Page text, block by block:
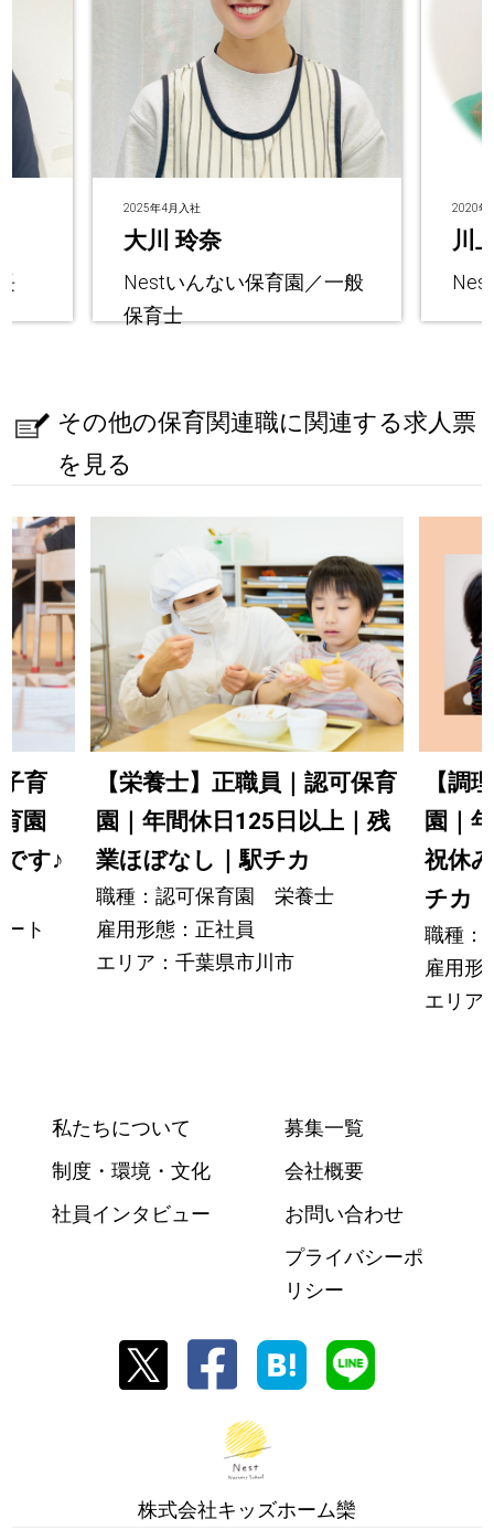
2025年4月入社
大川 玲奈
Nestいんない保育園／一般
保育士
2020年
川
その他の保育関連職に関連する求人票
を見る
育
園
す♪
ト
【栄養士】正職員｜認可保育
園｜年間休日125日以上｜残
業ほぼなし｜駅チカ
職種：認可保育園 栄養士
雇用形態：正社員
エリア：千葉県市川市
【調
園｜
祝休
チカ
職種：
雇用形
エリア
私たちについて
制度・環境・文化
社員インタビュー
募集一覧
会社概要
お問い合わせ
プライバシーポ
リシー
株式会社キッズホーム欒